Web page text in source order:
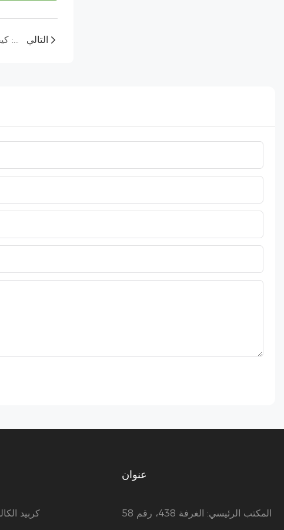
دليل اختيار موردي كربيد الكالسيوم: كيفية العثور على شريك موثوق به على المدى الطويل التالي
كربيد
عنوان
المكتب الرئيسي: الغرفة 438، رقم 58